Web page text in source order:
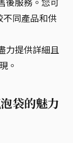
不同產品和供
力提供詳細且
。
袋的魅力